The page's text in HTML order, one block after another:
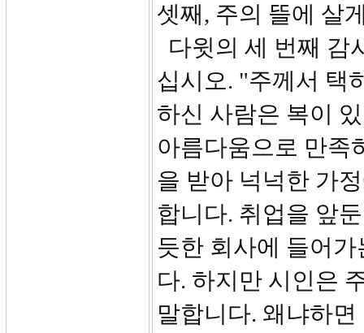
셋째, 주의 뜰에 살
다윗의 세 번째 감
십시오. "주께서 택
하신 사람은 복이
아름다움으로 만족
을 받아 넉넉한 가
합니다. 취업을 앞
듯한 회사에 들어
다. 하지만 시인은
말합니다. 왜냐하